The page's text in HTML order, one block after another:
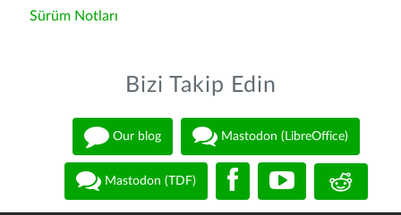
Sürüm Notları
Bizi Takip Edin
Our blog Mastodon (LibreOffice)
Mastodon (TDF)